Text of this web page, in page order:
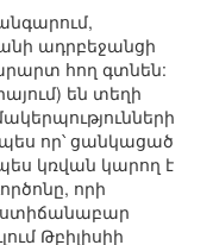
ադրբեջանցի
հող գտնեն:
են տեղի
որ՝ ցանկացած
կռվան կարող է
որի
Թբիլիսիի